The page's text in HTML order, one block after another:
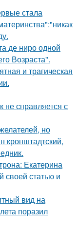
стала
де ниро одной
Возраста".
и трагическая
справляется с
но
кронштадтский,
Екатерина
своей статью и
вид на
поразил